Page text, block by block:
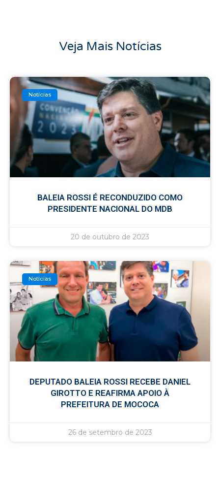
Veja Mais Notícias
Notícias
BALEIA ROSSI É RECONDUZIDO COMO
PRESIDENTE NACIONAL DO MDB
20 de outubro de 2023
Notícias
DEPUTADO BALEIA ROSSI RECEBE DANIEL
GIROTTO E REAFIRMA APOIO À
PREFEITURA DE MOCOCA
26 de setembro de 2023